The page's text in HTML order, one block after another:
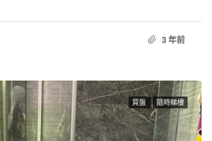
3 年前
買盤 隨時睇樓